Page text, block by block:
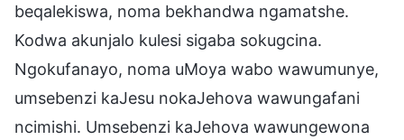
beqalekiswa, noma bekhandwa ngamatshe.
Kodwa akunjalo kulesi sigaba sokugcina.
Ngokufanayo, noma uMoya wabo wawumunye,
umsebenzi kaJesu nokaJehova wawungafani
ncimishi. Umsebenzi kaJehova wawungewona